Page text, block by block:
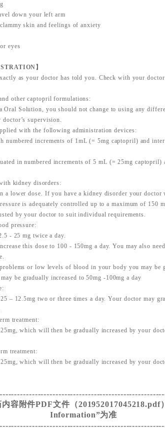
down your left arm
skin and feelings of anxiety
eyes
】
as your doctor has told you. Check with your
other captopril formulations:
Oral Solution, you should not change to using any
doctor’s supervision.
with the following administration devices:
numbered increments of 1mL (= 5mg captopril) and
in numbered increments of 5 mL (= 25mg captopril)
kidney disorders:
a lower dose. If you have a kidney disorder your doctor
is adequately controlled up to a maximum of 150
by your doctor to suit individual requirements.
pressure:
- 25 mg twice a day.
this dose to 100 - 150mg a day. You may also
or low levels of blood in your body you may be
be gradually increased to 50mg -100mg a day
– 12.5mg two or three times a day. Your doctor may
treatment:
which will then be gradually increased by your
treatment:
which will then be gradually increased by your
容附件PDF文件（
Information”为准